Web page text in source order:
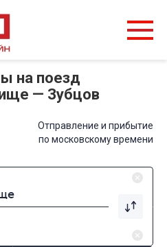
на поезд
— Зубцов
Отправление и прибытие
по московскому времени